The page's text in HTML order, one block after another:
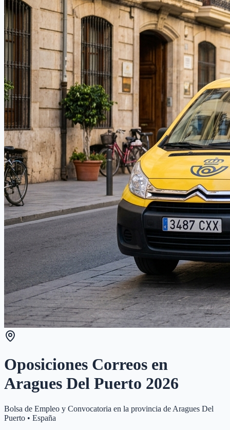
Oposiciones Correos en
Aragues Del Puerto 2026
Bolsa de Empleo y Convocatoria en la provincia de Aragues Del
Puerto • España